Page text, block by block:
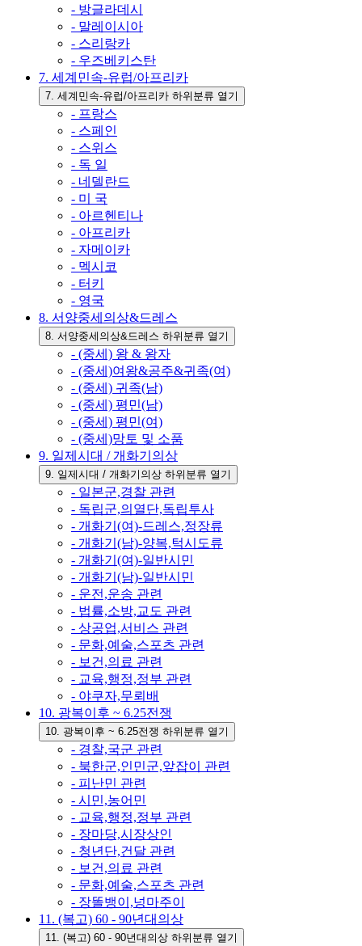
- 방글라데시
- 말레이시아
- 스리랑카
- 우즈베키스탄
7. 세계민속-유럽/아프리카
7. 세계민속-유럽/아프리카 하위분류 열기
- 프랑스
- 스페인
- 스위스
- 독 일
- 네델란드
- 미 국
- 아르헨티나
- 아프리카
- 자메이카
- 멕시코
- 터키
- 영국
8. 서양중세의상&드레스
8. 서양중세의상&드레스 하위분류 열기
- (중세) 왕 & 왕자
- (중세)여왕&공주&귀족(여)
- (중세) 귀족(남)
- (중세) 평민(남)
- (중세) 평민(여)
- (중세)망토 및 소품
9. 일제시대 / 개화기의상
9. 일제시대 / 개화기의상 하위분류 열기
- 일본군,경찰 관련
- 독립군,의열단,독립투사
- 개화기(여)-드레스,정장류
- 개화기(남)-양복,턱시도류
- 개화기(여)-일반시민
- 개화기(남)-일반시민
- 운전,운송 관련
- 법률,소방,교도 관련
- 상공업,서비스 관련
- 문화,예술,스포츠 관련
- 보건,의료 관련
- 교육,행정,정부 관련
- 야쿠자,무뢰배
10. 광복이후 ~ 6.25전쟁
10. 광복이후 ~ 6.25전쟁 하위분류 열기
- 경찰,국군 관련
- 북한군,인민군,앞잡이 관련
- 피난민 관련
- 시민,농어민
- 교육,행정,정부 관련
- 장마당,시장상인
- 청년단,건달 관련
- 보건,의료 관련
- 문화,예술,스포츠 관련
- 장똘뱅이,넝마주이
11. (복고) 60 - 90년대의상
11. (복고) 60 - 90년대의상 하위분류 열기